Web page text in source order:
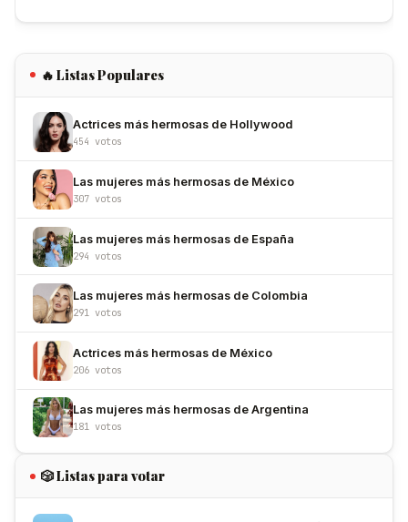
🔥 Listas Populares
Actrices más hermosas de Hollywood
454 votos
Las mujeres más hermosas de México
307 votos
Las mujeres más hermosas de España
294 votos
Las mujeres más hermosas de Colombia
291 votos
Actrices más hermosas de México
206 votos
Las mujeres más hermosas de Argentina
181 votos
🎲 Listas para votar